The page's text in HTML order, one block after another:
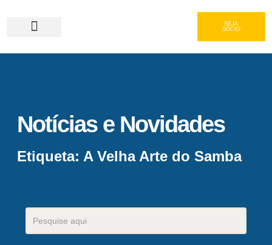
SEJA
SÓCIO
Notícias e Novidades
Etiqueta: A Velha Arte do Samba